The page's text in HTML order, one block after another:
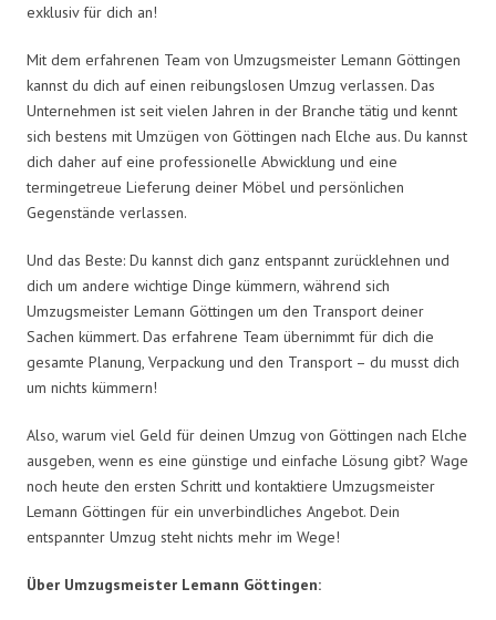
exklusiv für dich an!
Mit dem erfahrenen Team von Umzugsmeister Lemann Göttingen
kannst du dich auf einen reibungslosen Umzug verlassen. Das
Unternehmen ist seit vielen Jahren in der Branche tätig und kennt
sich bestens mit Umzügen von Göttingen nach Elche aus. Du kannst
dich daher auf eine professionelle Abwicklung und eine
termingetreue Lieferung deiner Möbel und persönlichen
Gegenstände verlassen.
Und das Beste: Du kannst dich ganz entspannt zurücklehnen und
dich um andere wichtige Dinge kümmern, während sich
Umzugsmeister Lemann Göttingen um den Transport deiner
Sachen kümmert. Das erfahrene Team übernimmt für dich die
gesamte Planung, Verpackung und den Transport – du musst dich
um nichts kümmern!
Also, warum viel Geld für deinen Umzug von Göttingen nach Elche
ausgeben, wenn es eine günstige und einfache Lösung gibt? Wage
noch heute den ersten Schritt und kontaktiere Umzugsmeister
Lemann Göttingen für ein unverbindliches Angebot. Dein
entspannter Umzug steht nichts mehr im Wege!
Über Umzugsmeister Lemann Göttingen: